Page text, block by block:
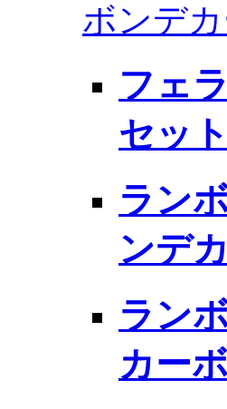
ボンデ
フェ
セット
ラン
ンデ
ラン
カー